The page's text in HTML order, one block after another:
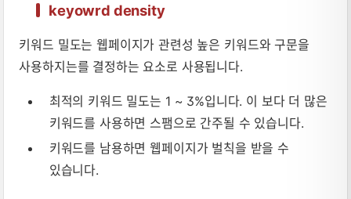
keyowrd density
키워드 밀도는 웹페이지가 관련성 높은 키워드와 구문을
사용하지는를 결정하는 요소로 사용됩니다.
최적의 키워드 밀도는 1 ~ 3%입니다. 이 보다 더 많은
키워드를 사용하면 스팸으로 간주될 수 있습니다.
키워드를 남용하면 웹페이지가 벌칙을 받을 수
있습니다.